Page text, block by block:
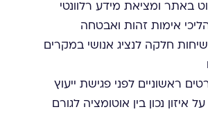
באתר ומציאת מידע רלוונטי
אימות זהות ואבטחה
חלקה לנציג אנושי במקרים
ראשוניים לפני פגישת ייעוץ
איזון נכון בין אוטומציה לגורם